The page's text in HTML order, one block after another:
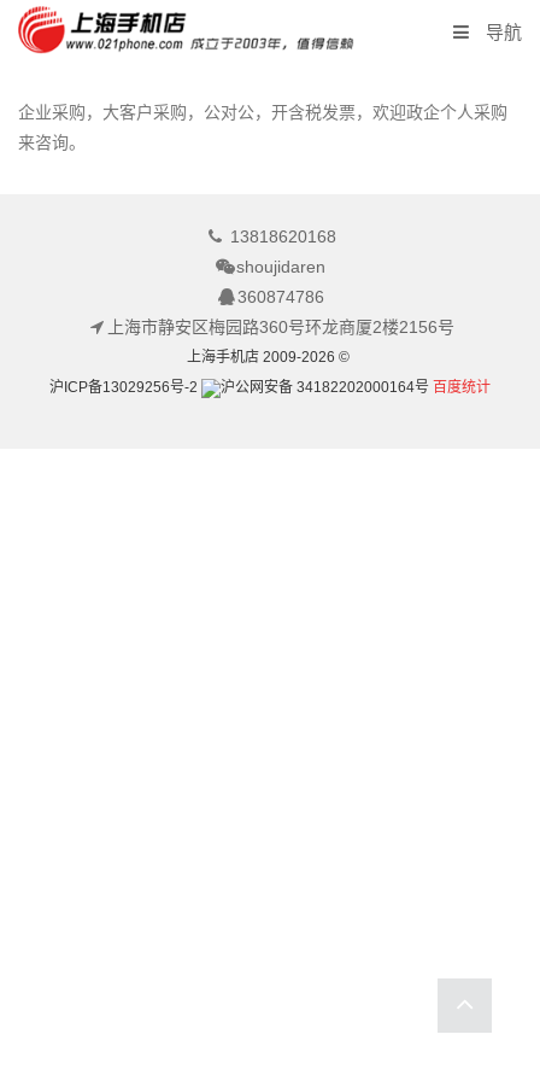
导航
产品报价
企业采购
联系我们
企业采购，大客户采购，公对公，开含税发票，欢迎政企个人采购
来咨询。
13818620168
shoujidaren
360874786
上海市静安区梅园路360号环龙商厦2楼2156号
上海手机店 2009-2026 ©
沪ICP备13029256号-2
沪公网安备 34182202000164号 百度统计